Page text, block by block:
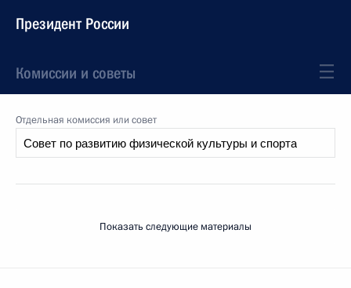
Президент России
Комиссии и советы
Отдельная комиссия или совет
Показать следующие материалы